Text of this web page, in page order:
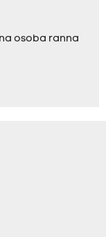
osoba ranna